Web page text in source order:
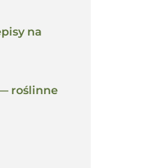
na
roślinne